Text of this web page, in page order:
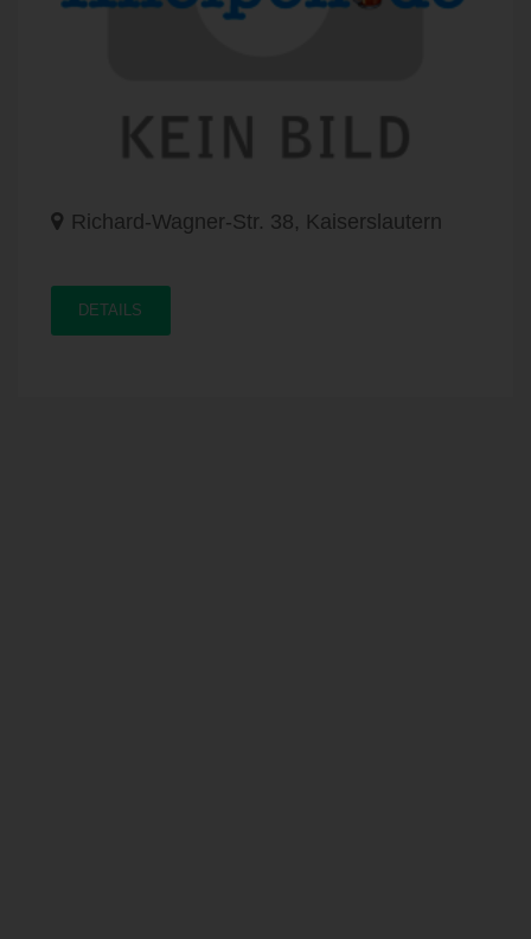
Richard-Wagner-Str. 38, Kaiserslautern
DETAILS